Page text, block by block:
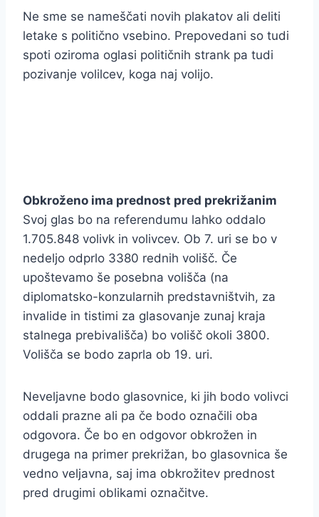
Ne sme se nameščati novih plakatov ali deliti
letake s politično vsebino. Prepovedani so tudi
spoti oziroma oglasi političnih strank pa tudi
pozivanje volilcev, koga naj volijo.
Obkroženo ima prednost pred prekrižanim
Svoj glas bo na referendumu lahko oddalo
1.705.848 volivk in volivcev. Ob 7. uri se bo v
nedeljo odprlo 3380 rednih volišč. Če
upoštevamo še posebna volišča (na
diplomatsko-konzularnih predstavništvih, za
invalide in tistimi za glasovanje zunaj kraja
stalnega prebivališča) bo volišč okoli 3800.
Volišča se bodo zaprla ob 19. uri.
Neveljavne bodo glasovnice, ki jih bodo volivci
oddali prazne ali pa če bodo označili oba
odgovora. Če bo en odgovor obkrožen in
drugega na primer prekrižan, bo glasovnica še
vedno veljavna, saj ima obkrožitev prednost
pred drugimi oblikami označitve.